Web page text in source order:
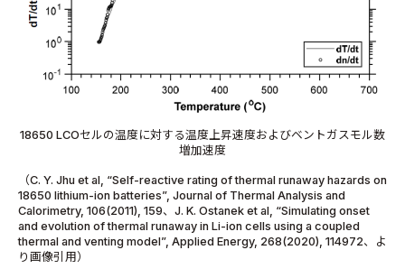
18650 LCOセルの温度に対する温度上昇速度およびベントガスモル数
増加速度
（C. Y. Jhu et al, “Self-reactive rating of thermal runaway hazards on
18650 lithium-ion batteries”, Journal of Thermal Analysis and
Calorimetry, 106(2011), 159、J. K. Ostanek et al, “Simulating onset
and evolution of thermal runaway in Li-ion cells using a coupled
thermal and venting model”, Applied Energy, 268(2020), 114972、よ
り画像引用）